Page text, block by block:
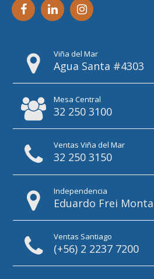
Viña del Mar
Agua Santa #4303
Mesa Central
32 250 3100
Ventas Viña del Mar
32 250 3150
Independencia
Eduardo Frei
Ventas Santiago
(+56) 2 2237 7200